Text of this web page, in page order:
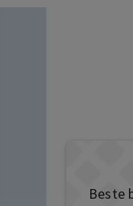
Beste